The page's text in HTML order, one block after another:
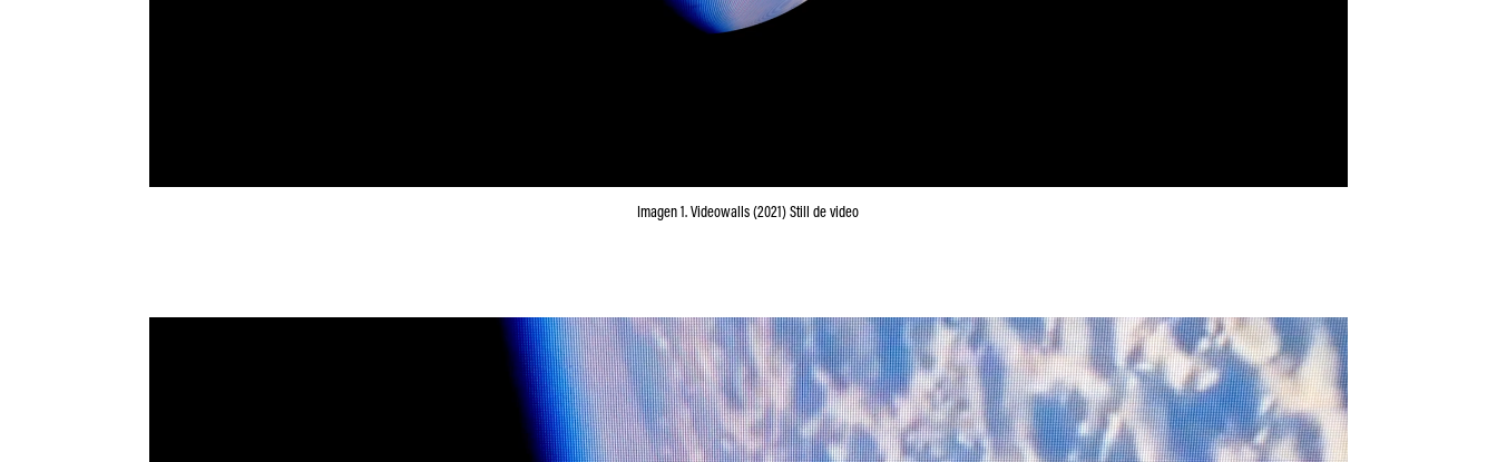
Imagen 1. Videowalls (2021) Still de video